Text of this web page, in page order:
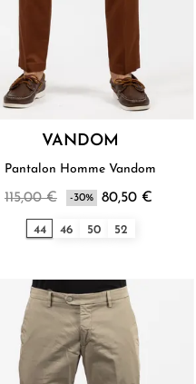
VANDOM
Pantalon Homme Vandom
115,00 € -30% 80,50 €
44 46 50 52